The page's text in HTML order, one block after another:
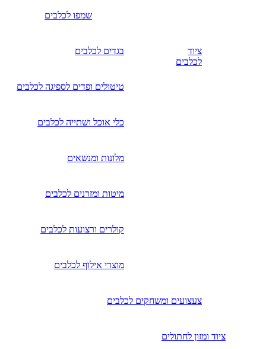
שמפו לכלבים
ציוד
לכלבים
בגדים לכלבים
טיטולים ופדים לספיגה לכלבים
כלי אוכל ושתייה לכלבים
מלונות ומנשאים
מיטות ומזרנים לכלבים
קולרים ורצועות לכלבים
מוצרי אילוף לכלבים
צעצועים ומשחקים לכלבים
ציוד ומזון לחתולים